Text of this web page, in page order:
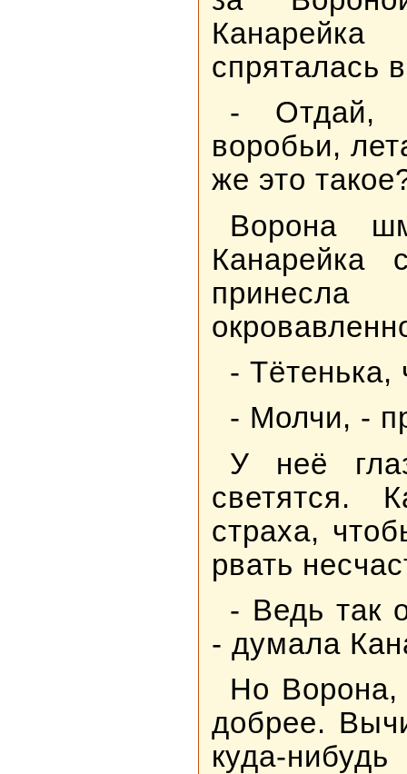
спряталась
- Отдай,
воробьи,
же это
Ворона
Канарейка
- Тётенька,
- Молчи, -
У неё
светятся.
страха,
рвать
- Ведь так
- думала
Но Ворона,
добрее.
куда-